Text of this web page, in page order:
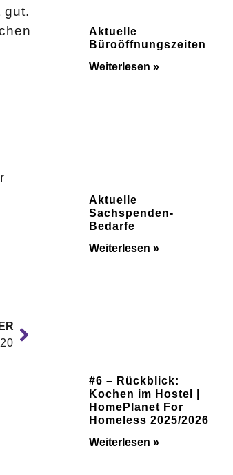
gut.
Aktuelle
Büroöffnungszeiten
Weiterlesen »
Aktuelle
Sachspenden-
Bedarfe
Weiterlesen »
#6 – Rückblick:
Kochen im Hostel |
HomePlanet For
Homeless 2025/2026
Weiterlesen »